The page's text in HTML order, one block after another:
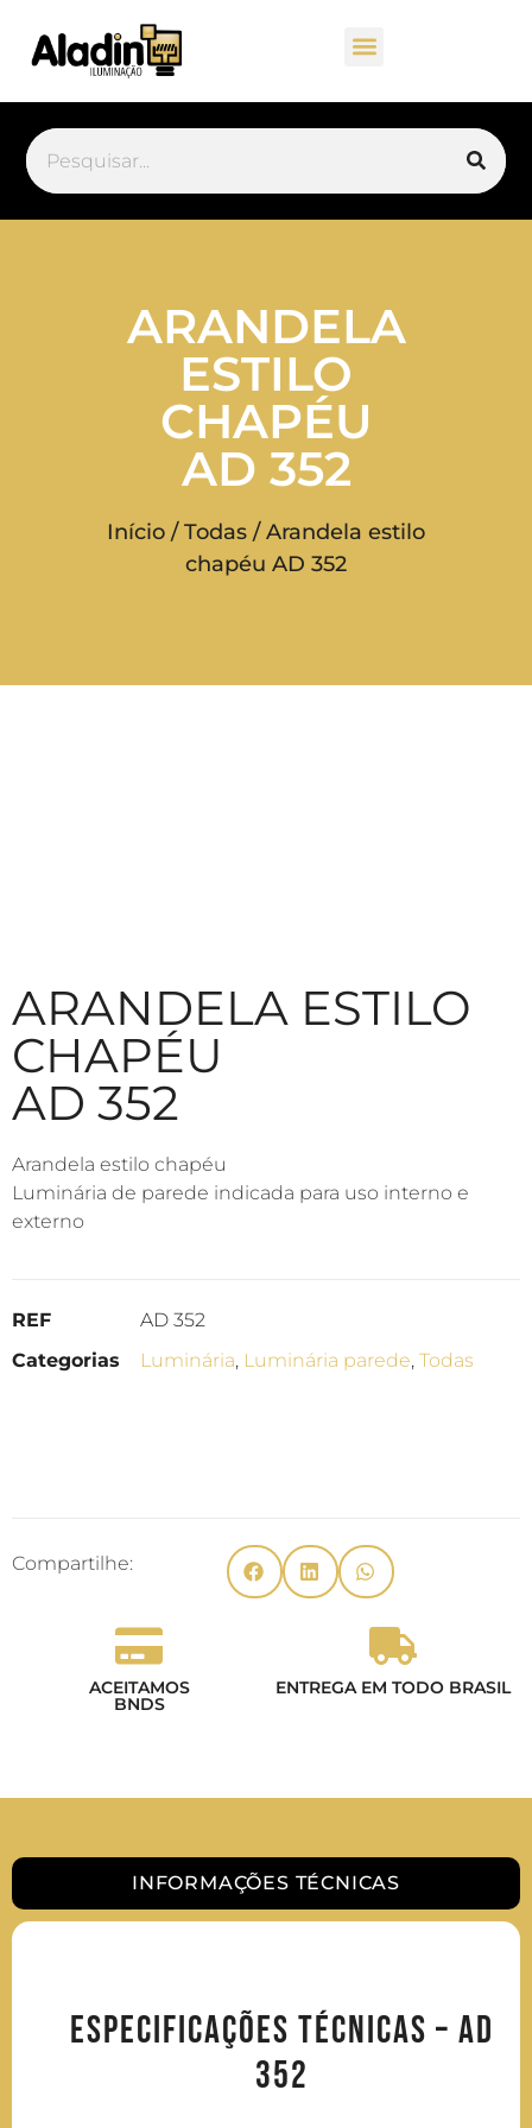
ARANDELA
ESTILO
CHAPÉU
AD 352
Início /Todas / Arandela estilo
chapéu AD 352
ARANDELA ESTILO
CHAPÉU
AD 352
Arandela estilo chapéu
Luminária de parede indicada para uso interno e
externo
REF
AD 352
Categorias
Luminária, Luminária parede, Todas
Compartilhe:
ACEITAMOS
BNDS
ENTREGA EM TODO BRASIL
INFORMAÇÕES TÉCNICAS
ESPECIFICAÇÕES TÉCNICAS – AD
352